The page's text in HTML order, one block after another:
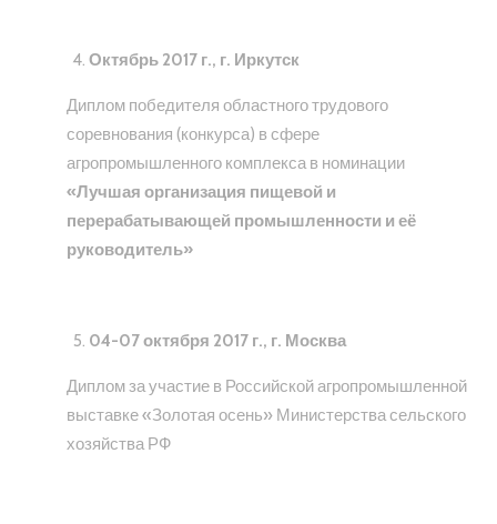
Октябрь 2017 г., г. Иркутск
Диплом победителя областного трудового
соревнования (конкурса) в сфере
агропромышленного комплекса в номинации
«Лучшая организация пищевой и
перерабатывающей промышленности и её
руководитель»
04-07 октября 2017 г., г. Москва
Диплом за участие в Российской агропромышленной
выставке «Золотая осень» Министерства сельского
хозяйства РФ